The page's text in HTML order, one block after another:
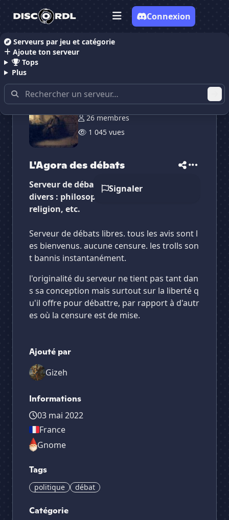
Serveurs par jeu et catégorie
Ajoute ton serveur
Tops
Plus
Connexion
Accueil Serveurs Discord Discussion
26 membres
1 045 vues
L'Agora des débats
Signaler
Serveur de débats libres. les thèmes sont
divers : philosophie, politique, sciences,
religion, etc.
Serveur de débats libres. tous les avis sont l
es bienvenus. aucune censure. les trolls son
t bannis instantanément.
l'originalité du serveur ne tient pas tant dan
s sa conception mais surtout sur la liberté q
u'il offre pour débattre, par rapport à d'autr
es où la censure est de mise.
Ajouté par
Gizeh
Informations
03 mai 2022
France
Gnome
Tags
politique débat
Catégorie
Vote pour L'Agora des débats
Es-tu sûr de vouloir supprimer ton avis de ce
serveur ?
Supprimer
L'Agora des débats